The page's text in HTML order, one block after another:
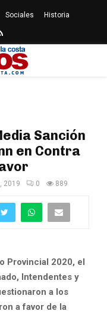
Sociales Historia
Rss
Sanción
en Contra
2019 0 889
Provincial 2020, el
Intendentes y
a los
a favor de la